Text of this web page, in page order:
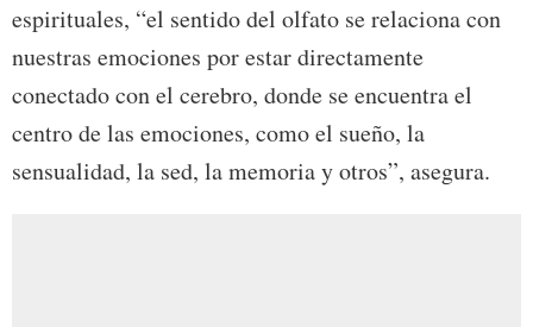
espirituales, “el sentido del olfato se relaciona con
nuestras emociones por estar directamente
conectado con el cerebro, donde se encuentra el
centro de las emociones, como el sueño, la
sensualidad, la sed, la memoria y otros”, asegura.